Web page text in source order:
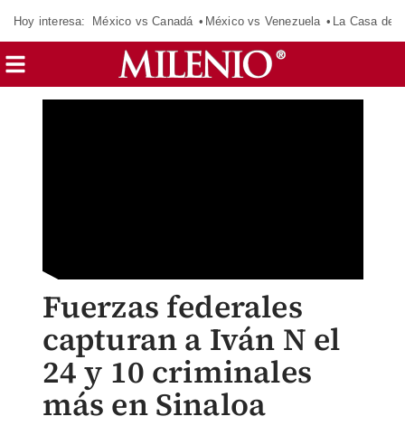
Hoy interesa: México vs Canadá México vs Venezuela La Casa de
Fuerzas federales
capturan a Iván N el
24 y 10 criminales
más en Sinaloa